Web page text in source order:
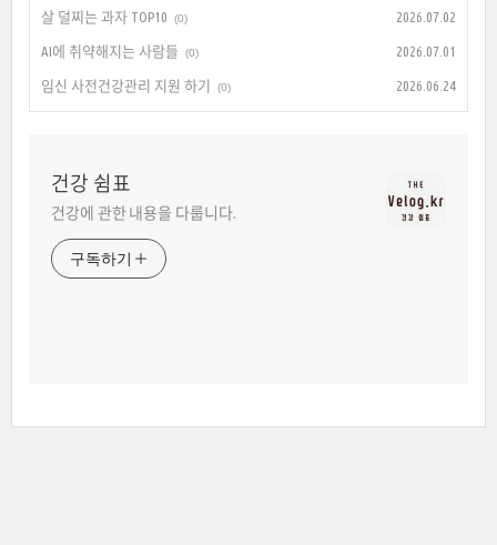
살 덜찌는 과자 TOP10 (0) 2026.07.02
AI에 취약해지는 사람들 (0) 2026.07.01
임신 사전건강관리 지원 하기 (0) 2026.06.24
건강 쉼표
건강에 관한 내용을 다룹니다.
구독하기